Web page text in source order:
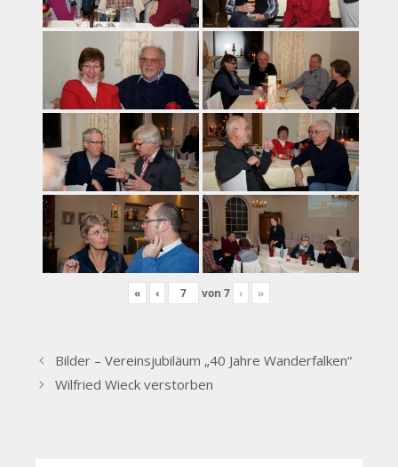
« ‹ von 7 › »
Bilder – Vereinsjubiläum „40 Jahre Wanderfalken“
Wilfried Wieck verstorben